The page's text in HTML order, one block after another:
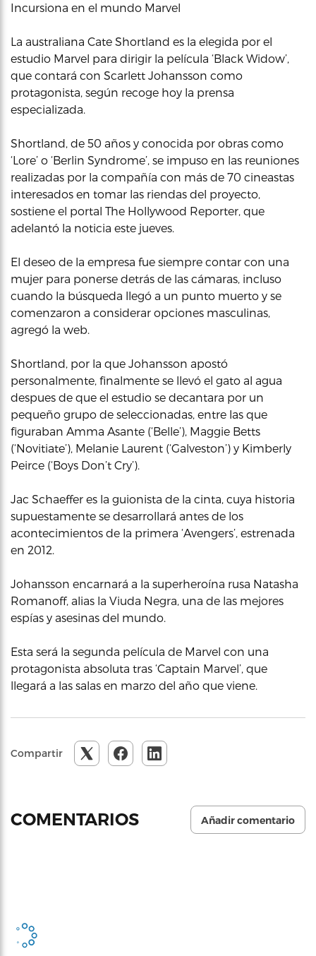
Incursiona en el mundo Marvel
La australiana Cate Shortland es la elegida por el
estudio Marvel para dirigir la película ‘Black Widow’,
que contará con Scarlett Johansson como
protagonista, según recoge hoy la prensa
especializada.
Shortland, de 50 años y conocida por obras como
‘Lore’ o ‘Berlin Syndrome’, se impuso en las reuniones
realizadas por la compañía con más de 70 cineastas
interesados en tomar las riendas del proyecto,
sostiene el portal The Hollywood Reporter, que
adelantó la noticia este jueves.
El deseo de la empresa fue siempre contar con una
mujer para ponerse detrás de las cámaras, incluso
cuando la búsqueda llegó a un punto muerto y se
comenzaron a considerar opciones masculinas,
agregó la web.
Shortland, por la que Johansson apostó
personalmente, finalmente se llevó el gato al agua
despues de que el estudio se decantara por un
pequeño grupo de seleccionadas, entre las que
figuraban Amma Asante (‘Belle’), Maggie Betts
(‘Novitiate’), Melanie Laurent (‘Galveston’) y Kimberly
Peirce (‘Boys Don’t Cry’).
Jac Schaeffer es la guionista de la cinta, cuya historia
supuestamente se desarrollará antes de los
acontecimientos de la primera ‘Avengers’, estrenada
en 2012.
Johansson encarnará a la superheroína rusa Natasha
Romanoff, alias la Viuda Negra, una de las mejores
espías y asesinas del mundo.
Esta será la segunda película de Marvel con una
protagonista absoluta tras ‘Captain Marvel’, que
llegará a las salas en marzo del año que viene.
Compartir
COMENTARIOS Añadir comentario